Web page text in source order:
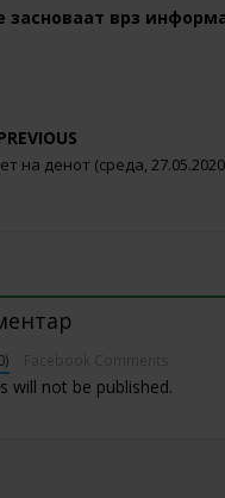
засноваат врз
на денот (среда,
will not be published.